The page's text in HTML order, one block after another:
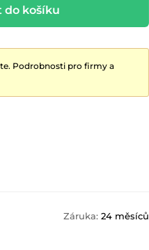
do košíku
Podrobnosti pro firmy a
Záruka: 24 měsíců